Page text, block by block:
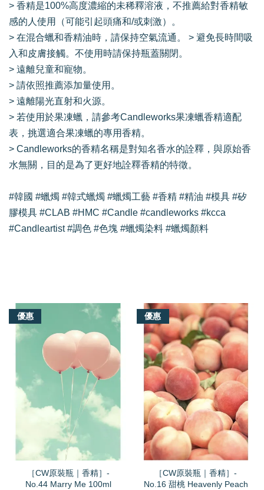
> 香精是100%高度濃縮的未稀釋溶液，不推薦給對香精敏
感的人使用（可能引起頭痛和/或刺激）。
> 在混合蠟和香精油時，請保持空氣流通。 > 避免長時間吸
入和皮膚接觸。不使用時請保持瓶蓋關閉。
> 遠離兒童和寵物。
> 請依照推薦添加量使用。
> 遠離陽光直射和火源。
> 若使用於果凍蠟，請參考Candleworks果凍蠟香精適配
表，挑選適合果凍蠟的專用香精。
> Candleworks的香精名稱是對知名香水的詮釋，與原始香
水無關，目的是為了更好地詮釋香精的特徵。
#韓國 #蠟燭 #韓式蠟燭 #蠟燭工藝 #香精 #精油 #模具 #矽
膠模具 #CLAB #HMC #Candle #candleworks #kcca
#Candleartist #調色 #色塊 #蠟燭染料 #蠟燭顏料
優惠
［CW原裝瓶｜香精］-
No.44 Marry Me 100ml
優惠
［CW原裝瓶｜香精］-
No.16 甜桃 Heavenly Peach